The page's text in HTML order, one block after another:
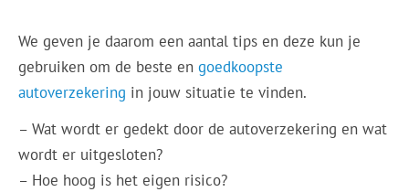
We geven je daarom een aantal tips en deze kun je
gebruiken om de beste engoedkoopste
autoverzekering in jouw situatie te vinden.
– Wat wordt er gedekt door de autoverzekering en wat
wordt er uitgesloten?
– Hoe hoog is het eigen risico?